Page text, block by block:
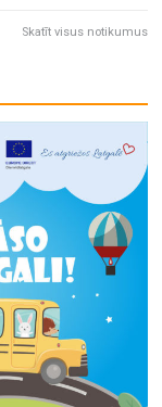
Skatīt visus notikumus